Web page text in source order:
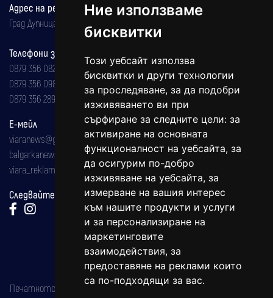
Ние използваме
бисквитки
Този уебсайт използва
бисквитки и други технологии
за проследяване, за да подобри
изживяването ви при
сърфиране за следните цели: за
активиране на основната
функционалност на уебсайта, за
да осигурим по-добро
изживяване на уебсайта, за
измерване на вашия интерес
към нашите продукти и услуги
и за персонализиране на
маркетинговите
взаимодействия, за
предоставяне на реклами които
са по-подходящи за вас.
Адрес на редакцията
Град Дупница, ул.''Христо Ботев" 43
Телефони за реклама и абонаменти
0879 356 082
0879 356 098
0879 356 289
Е-мейл
viaranews@gmail.com
balgarkanews@gmail.com
viara_reklama@mail.bg
Следвайте ни:
Печатното издание на вестника е регистрирано в националния